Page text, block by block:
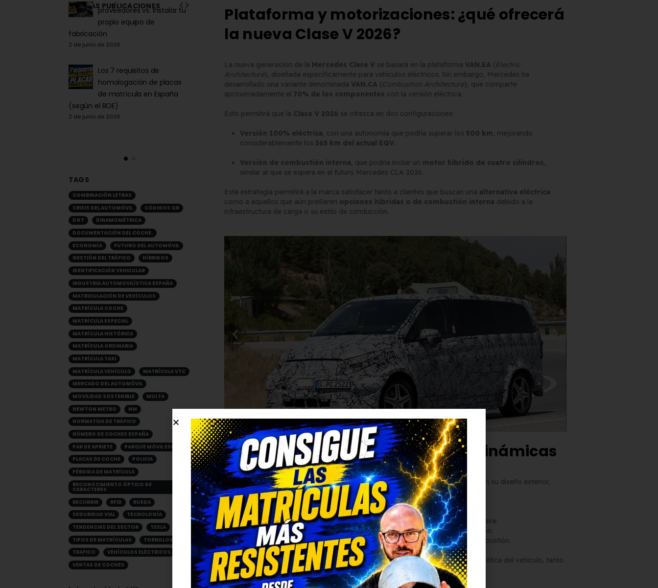
Plataforma y motorizaciones: ¿qué ofrecerá
la nueva Clase V 2026?
La nueva generación de la Mercedes Clase V se basará en la plataforma VAN.EA ( Electric
Architecture), diseñada específicamente para vehículos eléctricos. Sin embargo, Mercedes ha
desarrollado una variante denominada VAN.CA ( Combustion Architecture), que comparte
aproximadamente el 70% de los componentes con la versión eléctrica.
Esto permitirá que la Clase V 2026 se ofrezca en dos configuraciones:
Versión 100% eléctrica, con una autonomía que podría superar los 500 km , mejorando
considerablemente los 365 km del actual EQV.
Versión de combustión interna, que podría incluir un motor híbrido de cuatro cilindros,
similar al que se espera en el futuro Mercedes CLA 2026.
Esta estrategia permitirá a la marca satisfacer tanto a clientes que buscan una alternativa eléctrica
como a aquellos que aún prefieren opciones híbridas o de combustión interna debido a la
infraestructura de carga o su estilo de conducción.
Diseño renovado y mejoras aerodinámicas
Las fotos espía de laMercedes Clase V 2026muestran importantes cambios en su diseño exterior,
destacando:
Parabrisas más inclinado
, mejorando la aerodinámica y la visibilidad.
Capó con diseño en forma de cuña, optimizando la eficiencia del flujo de aire.
Faros delanteros más estilizados, con tecnología LED de última generación.
Nueva parrilla frontal, con diferencias entre la versión eléctrica y la de combustión.
Estos cambios buscan mejorar el rendimiento aerodinámico y la eficiencia energética del vehículo, tanto
en su versión de combustión como en la eléctrica.
ÚLTIMAS PUBLICACIONES
proveedores vs. Instalar tu
propio equipo de
fabricación
2 de junio de 2026
Los 7 requisitos de
homologación de placas
de matrícula en España
(según el BOE)
2 de junio de 2026
Ciclomotor y Patinete:
Normativa DGT 2026
27 de mayo de 2026
Eléctrico: Normativa y
Dónde Comprarla |
Carengine
proveedores vs. Instalar tu
propio equipo de
fabricación
Los 7 requisitos de
homologación de placas
de matrícula en España
2 de junio de 2026
Ciclomotor y Patinete:
Normativa DGT 2026
Eléctrico: Normativa y
Dónde Comprarla |
Carengine
TAGS
COMBINACIÓN LETRAS
CRISIS DEL AUTOMÓVIL
CÓDIGOS QR
DGT
DINAMOMÉTRICA
DOCUMENTACIÓN DEL COCHE.
ECONOMÍA
FUTURO DEL AUTOMÓVIL
GESTIÓN DEL TRÁFICO
HÍBRIDOS
IDENTIFICACIÓN VEHICULAR
INDUSTRIA AUTOMOVILÍSTICA ESPAÑA
MATRICULACIÓN DE VEHÍCULOS
MATRÍCULA COCHE
MATRÍCULA ESPECIAL
MATRÍCULA HISTÓRICA
MATRÍCULA ORDINARIA
MATRÍCULA TAXI
MATRÍCULA VEHÍCULO
MATRÍCULA VTC
MERCADO DEL AUTOMÓVIL
MOVILIDAD SOSTENIBLE
MULTA
NEWTON METRO
NM
NORMATIVA DE TRÁFICO
NÚMERO DE COCHES ESPAÑA
PAR DE APRIETE
PARQUE MÓVIL ESPAÑA
PLACAS DE COCHE
POLICIA
PÉRDIDA DE MATRÍCULA
RECONOCIMIENTO ÓPTICO DE
CARACTERES
RECURRIR
RFID
RUEDA
SEGURIDAD VIAL
TECNOLOGÍA
TENDENCIAS DEL SECTOR
TESLA
TIPOS DE MATRÍCULAS
TORNILLOS
TRAFICO
VEHÍCULOS ELÉCTRICOS
VENTAS DE COCHES